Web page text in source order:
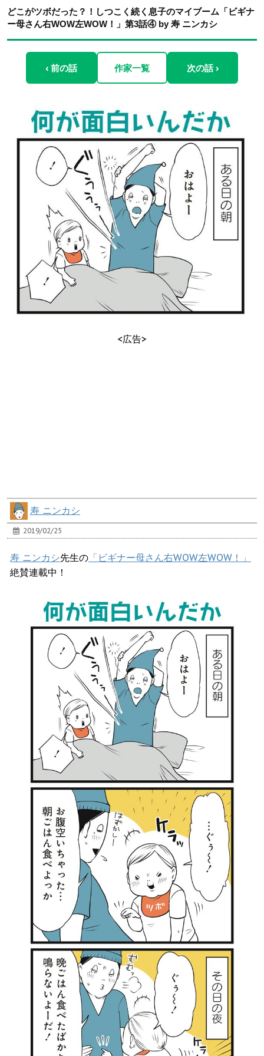
どこがツボだった？！しつこく続く息子のマイブーム「ビギナ
ー母さん右WOW左WOW！」第3話④ by 寿 ニンカシ
‹ 前の話 作家一覧 次の話 ›
<広告>
寿 ニンカシ
2019/02/25
寿 ニンカシ先生の 「ビギナー母さん右WOW左WOW！」
絶賛連載中！